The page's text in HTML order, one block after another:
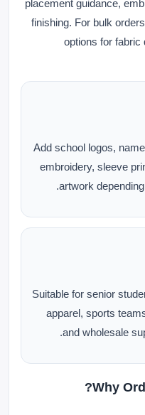
placement guidance,
finishing. For bulk
options for fabric
Add school logos,
embroidery, sleeve
artwork
Suitable for senior
apparel, sports
and wholesale
Why